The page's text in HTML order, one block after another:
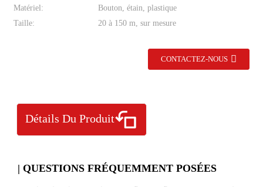
Matériel:
Bouton, étain, plastique
Taille:
20 à 150 m, sur mesure
CONTACTEZ-NOUS
Détails Du Produit
| QUESTIONS FRÉQUEMMENT POSÉES